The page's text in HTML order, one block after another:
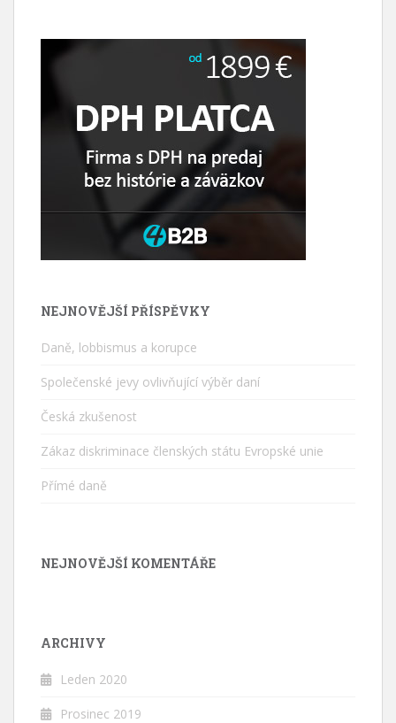
NEJNOVĚJŠÍ PŘÍSPĚVKY
Daně, lobbismus a korupce
Společenské jevy ovlivňující výběr daní
Česká zkušenost
Zákaz diskriminace členských státu Evropské unie
Přímé daně
NEJNOVĚJŠÍ KOMENTÁŘE
ARCHIVY
Leden 2020
Prosinec 2019